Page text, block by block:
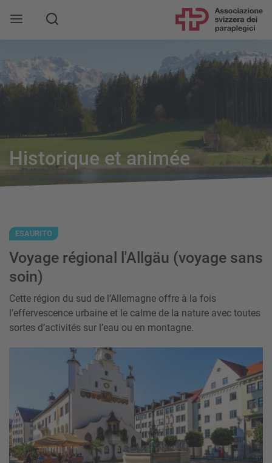
Historique et animée
ESAURITO
Voyage régional l'Allgäu (voyage sans
soin)
Cette région du sud de l’Allemagne offre à la fois
l’effervescence urbaine et le calme de la nature avec toutes
sortes d’activités sur l’eau ou en montagne.